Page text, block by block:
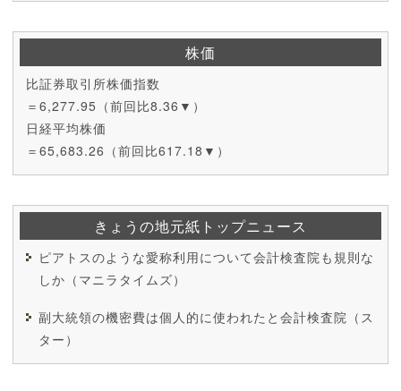
株価
比証券取引所株価指数
＝6,277.95（前回比8.36▼）
日経平均株価
＝65,683.26（前回比617.18▼）
きょうの地元紙トップニュース
ピアトスのような愛称利用について会計検査院も規則な
しか（マニラタイムズ）
副大統領の機密費は個人的に使われたと会計検査院（ス
ター）